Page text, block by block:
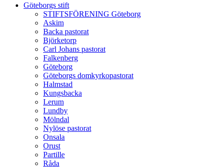
Göteborgs stift
STIFTSFÖRENING Göteborg
Askim
Backa pastorat
Björketorp
Carl Johans pastorat
Falkenberg
Göteborg
Göteborgs domkyrkopastorat
Halmstad
Kungsbacka
Lerum
Lundby
Mölndal
Nylöse pastorat
Onsala
Orust
Partille
Råda